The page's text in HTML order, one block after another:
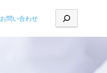
お問い合わせ